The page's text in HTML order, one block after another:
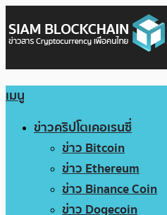
เมนู
ข่าวคริปโตเคอเรนซี่
ข่าว Bitcoin
ข่าว Ethereum
ข่าว Binance Coin
ข่าว Dogecoin